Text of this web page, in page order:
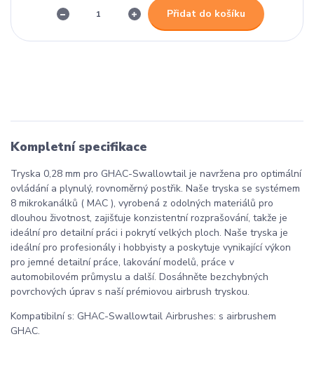
Přidat do košíku
Kompletní specifikace
Tryska 0,28 mm pro GHAC-Swallowtail je navržena pro optimální
ovládání a plynulý, rovnoměrný postřik. Naše tryska se systémem
8 mikrokanálků ( MAC ), vyrobená z odolných materiálů pro
dlouhou životnost, zajišťuje konzistentní rozprašování, takže je
ideální pro detailní práci i pokrytí velkých ploch. Naše tryska je
ideální pro profesionály i hobbyisty a poskytuje vynikající výkon
pro jemné detailní práce, lakování modelů, práce v
automobilovém průmyslu a další. Dosáhněte bezchybných
povrchových úprav s naší prémiovou airbrush tryskou.
Kompatibilní s: GHAC-Swallowtail Airbrushes: s airbrushem
GHAC.